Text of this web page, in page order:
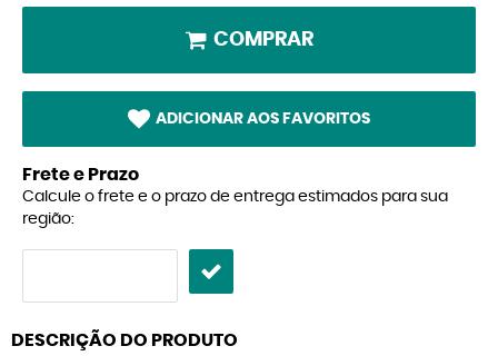
COMPRAR
ADICIONAR AOS FAVORITOS
Frete e Prazo
Calcule o frete e o prazo de entrega estimados para sua
região:
DESCRIÇÃO DO PRODUTO